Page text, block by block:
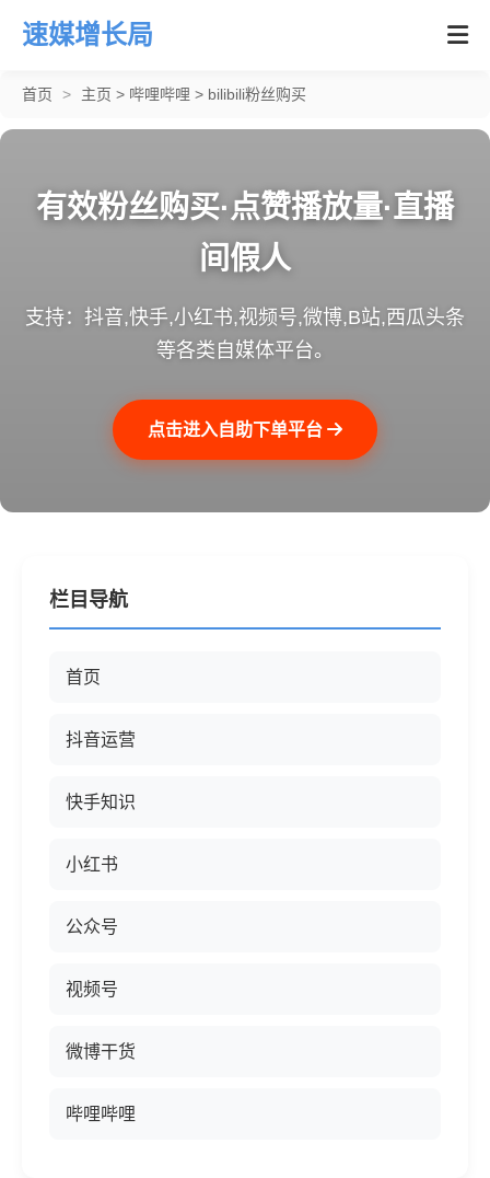
速媒增长局
首页 > 主页 > 哔哩哔哩 > bilibili粉丝购买
有效粉丝购买·点赞播放量·直播
间假人
支持：抖音,快手,小红书,视频号,微博,B站,西瓜头条
等各类自媒体平台。
点击进入自助下单平台
栏目导航
首页
抖音运营
快手知识
小红书
公众号
视频号
微博干货
哔哩哔哩